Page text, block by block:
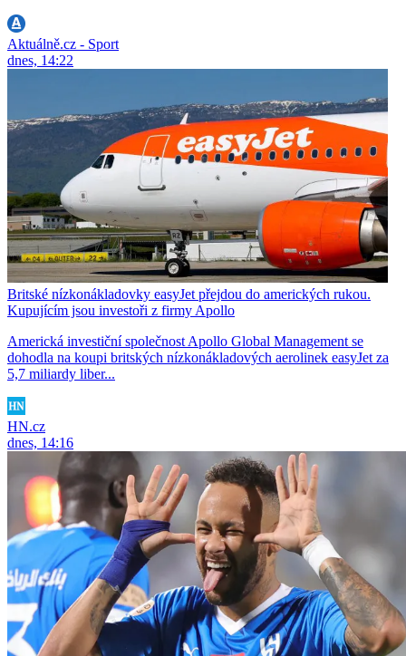
Aktuálně.cz - Sport
dnes, 14:22
Britské nízkonákladovky easyJet přejdou do amerických rukou.
Kupujícím jsou investoři z firmy Apollo
Americká investiční společnost Apollo Global Management se
dohodla na koupi britských nízkonákladových aerolinek easyJet za
5,7 miliardy liber...
HN.cz
dnes, 14:16